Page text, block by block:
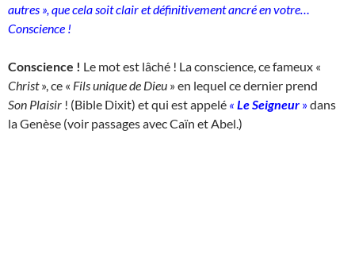
autres », que cela soit clair et définitivement ancré en votre…
Conscience !
Conscience ! Le mot est lâché ! La conscience, ce fameux «
Christ», ce « Fils unique de Dieu » en lequel ce dernier prend
Son Plaisir ! (Bible Dixit) et qui est appelé « Le Seigneur »dans
la Genèse (voir passages avec Caïn et Abel.)